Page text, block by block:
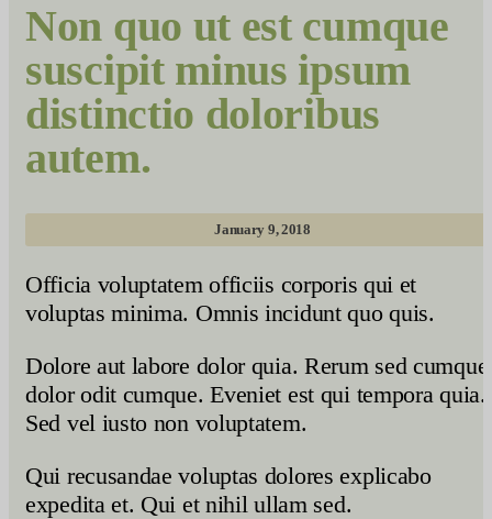
Non quo ut est cumque
suscipit minus ipsum
distinctio doloribus
autem.
January 9, 2018
Officia voluptatem officiis corporis qui et
voluptas minima. Omnis incidunt quo quis.
Dolore aut labore dolor quia. Rerum sed cumque
dolor odit cumque. Eveniet est qui tempora quia.
Sed vel iusto non voluptatem.
Qui recusandae voluptas dolores explicabo
expedita et. Qui et nihil ullam sed.